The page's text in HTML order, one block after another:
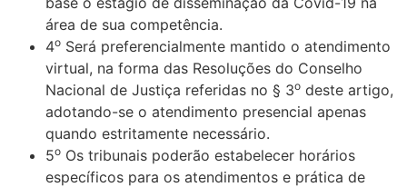
área de sua competência.
4o Será preferencialmente mantido o atendimento
virtual, na forma das Resoluções do Conselho
Nacional de Justiça referidas no § 3o deste artigo,
adotando-se o atendimento presencial apenas
quando estritamente necessário.
5o Os tribunais poderão estabelecer horários
específicos para os atendimentos e prática de